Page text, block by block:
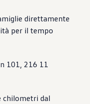
direttamente
per il tempo
101, 216 11
chilometri dal